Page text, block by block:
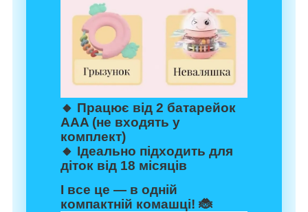
🔸 Працює від 2 батарейок
AAA (не входять у
комплект)
🔸 Ідеально підходить для
діток від 18 місяців
І все це — в одній
компактній комашці! 🐞